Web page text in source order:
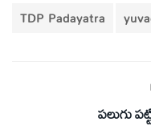
TDP Padayatra
పలుగు